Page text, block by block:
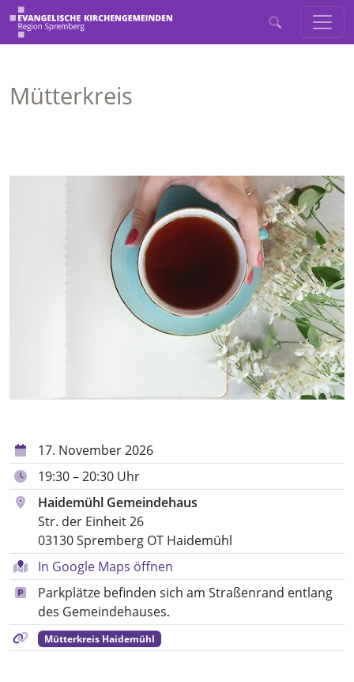
Mütterkreis
17. November 2026
19:30 – 20:30 Uhr
Haidemühl Gemeindehaus
Str. der Einheit 26
03130 Spremberg OT Haidemühl
In Google Maps öffnen
Parkplätze befinden sich am Straßenrand entlang
des Gemeindehauses.
Mütterkreis Haidemühl